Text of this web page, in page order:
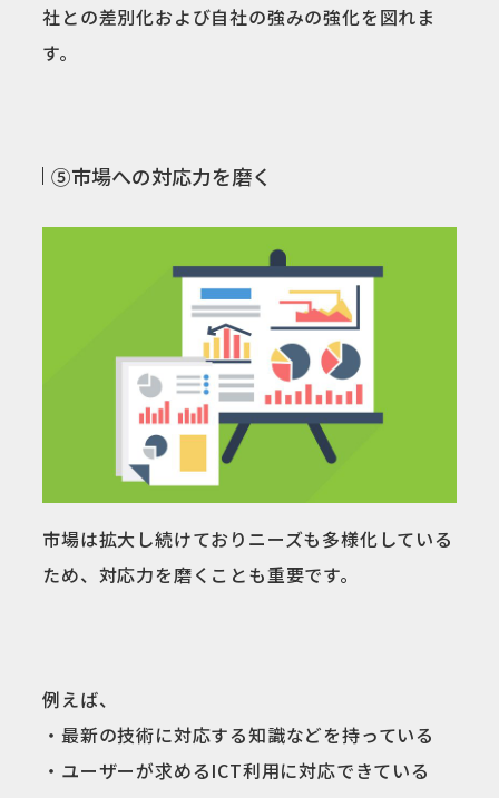
社との差別化および自社の強みの強化を図れま
す。
⑤市場への対応力を磨く
市場は拡大し続けておりニーズも多様化している
ため、対応力を磨くことも重要です。
例えば、
・最新の技術に対応する知識などを持っている
・ユーザーが求めるICT利用に対応できている